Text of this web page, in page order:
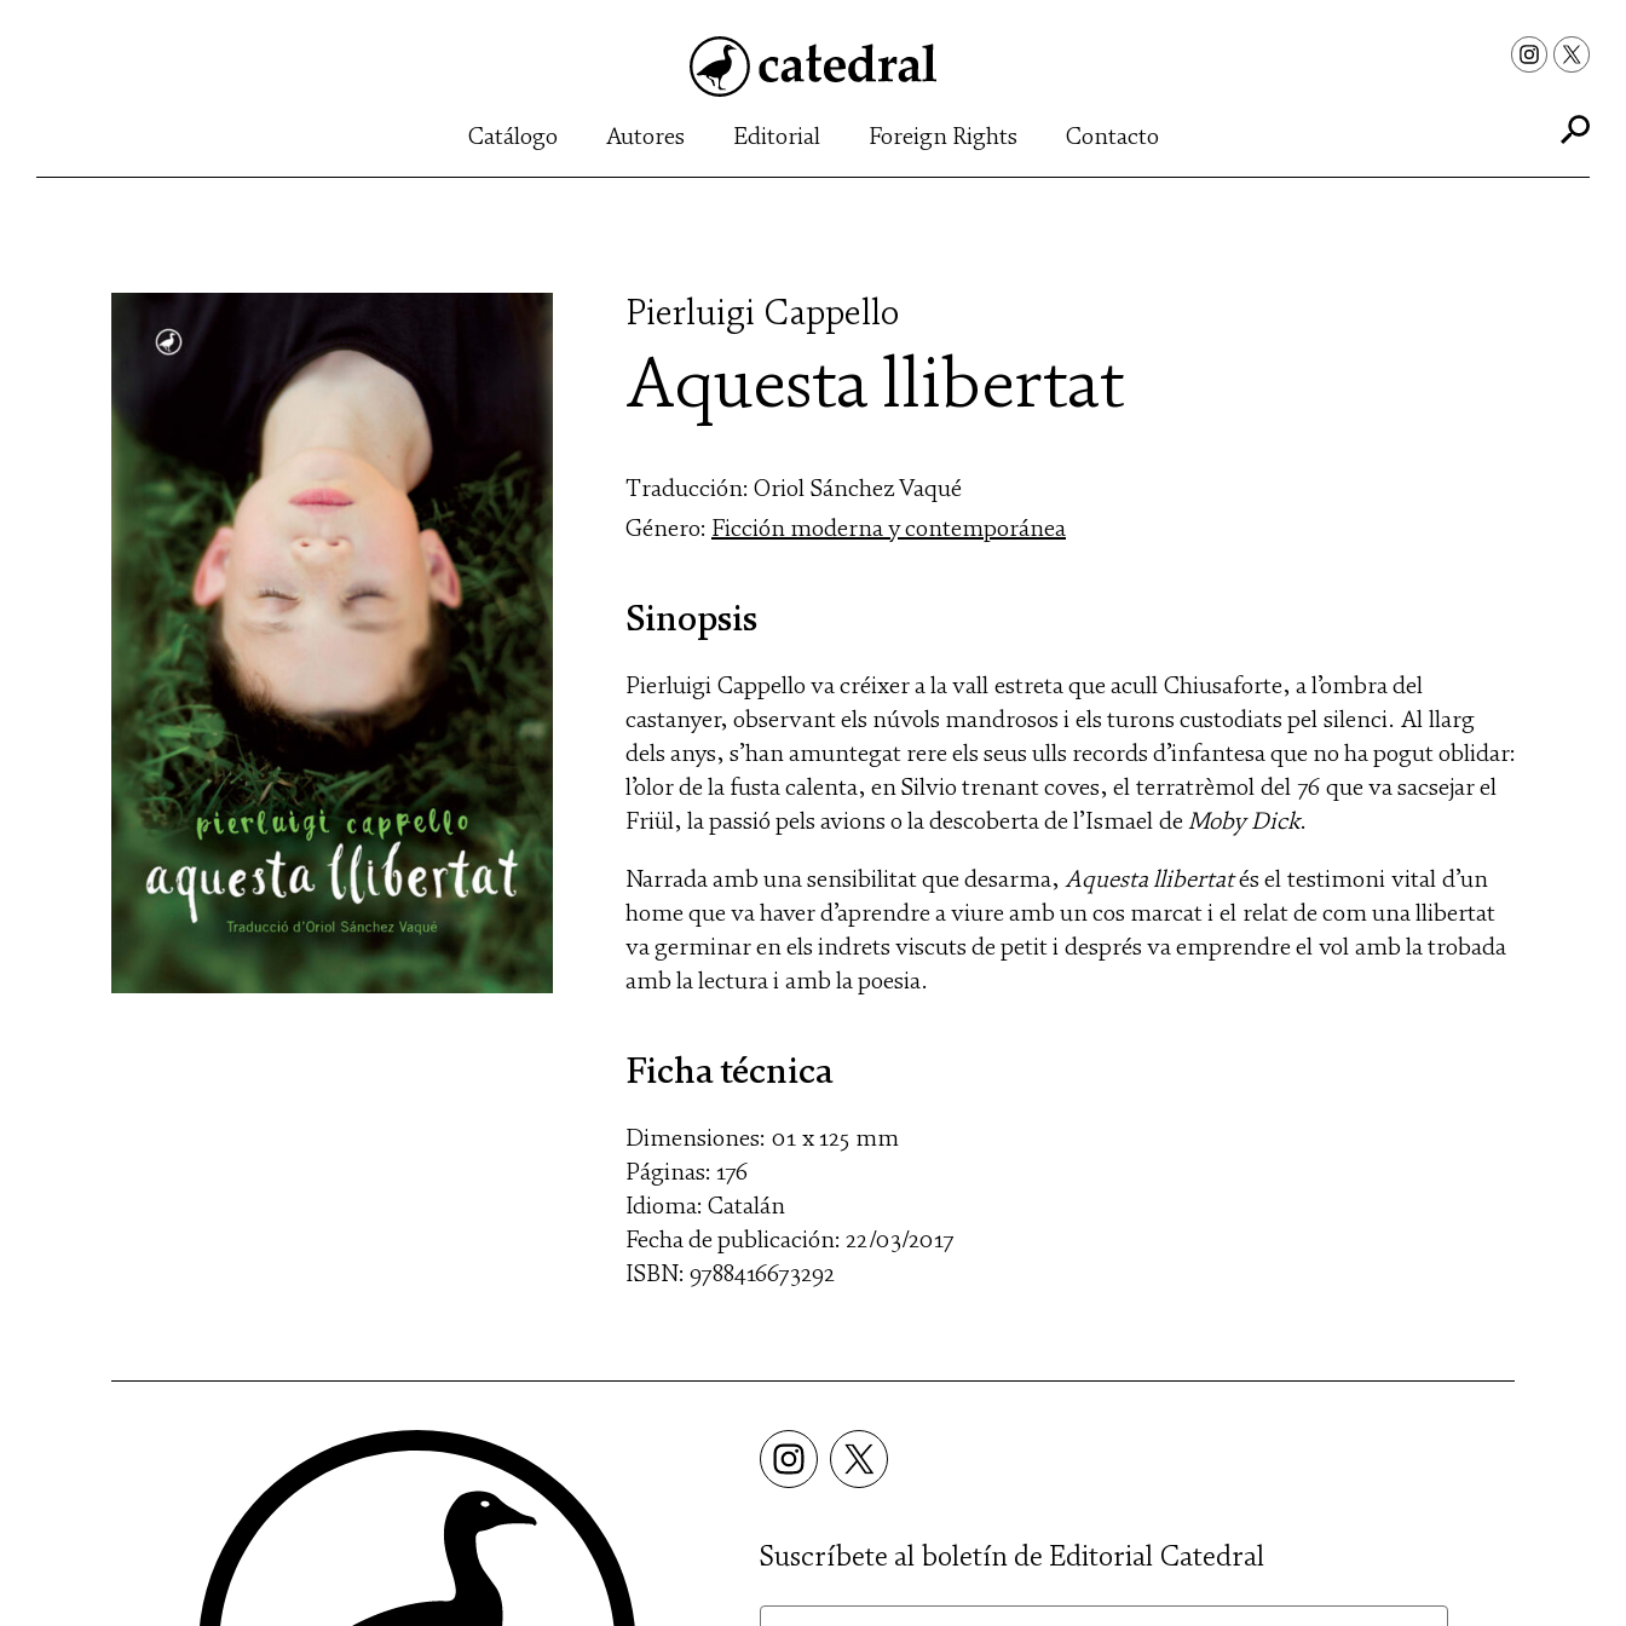
Catálogo Autores Editorial Foreign Rights Contacto
Pierluigi Cappello
Aquesta llibertat
Traducción: Oriol Sánchez Vaqué
Género: Ficción moderna y contemporánea
Sinopsis
Pierluigi Cappello va créixer a la vall estreta que acull Chiusaforte, a l’ombra del
castanyer, observant els núvols mandrosos i els turons custodiats pel silenci. Al llarg
dels anys, s’han amuntegat rere els seus ulls records d’infantesa que no ha pogut oblidar:
l’olor de la fusta calenta, en Silvio trenant coves, el terratrèmol del 76 que va sacsejar el
Friül, la passió pels avions o la descoberta de l’Ismael deMoby Dick.
Narrada amb una sensibilitat que desarma, Aquesta llibertatés el testimoni vital d’un
home que va haver d’aprendre a viure amb un cos marcat i el relat de com una llibertat
va germinar en els indrets viscuts de petit i després va emprendre el vol amb la trobada
amb la lectura i amb la poesia.
Ficha técnica
Dimensiones: 01 x 125 mm
Páginas: 176
Idioma: Catalán
Fecha de publicación: 22/03/2017
ISBN: 9788416673292
Suscríbete al boletín de Editorial Catedral